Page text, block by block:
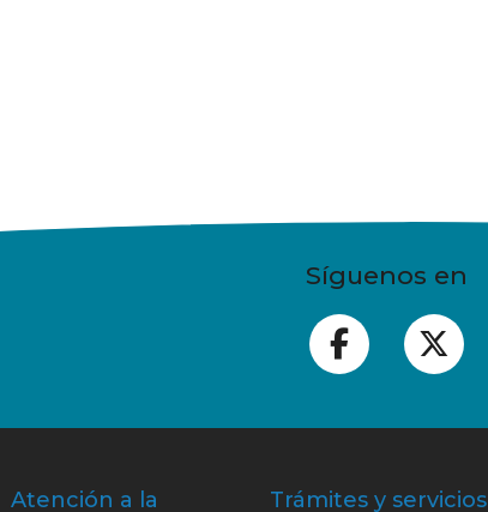
Síguenos en
Atención a la Trámites y servicios